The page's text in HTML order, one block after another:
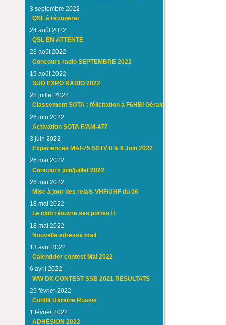
3 septembre 2022
QSL à récuperer
24 août 2022
QSL EN ATTENTE
23 août 2022
Concours radio SEPTEMBRE 2022
19 août 2022
SUD EXPO RADIO 2022
28 juillet 2022
Classement SOTA : félicitation à F6HBI Gérald
26 juin 2022
Activation SOTA F/AM-477
3 juin 2022
Expériences MAI-75 SSTV 8 & 9 Juin 2022
26 mai 2022
Concours juin/juillet 2022
26 mai 2022
Mise à jour des relais VHF/UHF du 06
18 mai 2022
Le club réouvre ses portes !!
18 mai 2022
Nouvelle adresse mail
13 avril 2022
Calendrier contest Mai 2022
6 avril 2022
WW DX CONTEST SSB 2021 RESULTATS
25 février 2022
Conflit Ukraine Russie
1 février 2022
ADHÉSION 2022